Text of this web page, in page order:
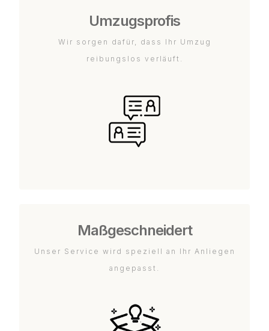
Umzugsprofis
Wir sorgen dafür, dass Ihr Umzug
reibungslos verläuft.
Maßgeschneidert
Unser Service wird speziell an Ihr Anliegen
angepasst.